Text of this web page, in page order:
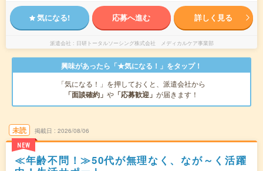
気になる! 応募へ進む 詳しく見る
派遣会社 日研トータルソーシング株式会社 メディカルケア事業部
興味があったら「★気になる！」をタップ！
「気になる！」を押しておくと、派遣会社から
「面談確約」 や 「応募歓迎」 が届きます！
未読
NEW
掲載日 2026/08/06
≪年齢不問！≫50代が無理なく、なが～く活躍